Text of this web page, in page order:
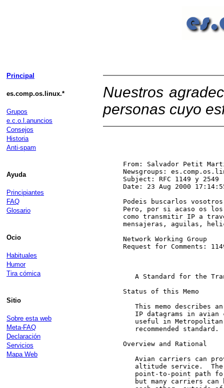
Principal
es.comp.os.linux.*
Grupos
e.c.o.l.anuncios
Consejos
Historia
Anti-spam
Ayuda
Principiantes
FAQ
Glosario
Ocio
Habituales
Humor
Tira cómica
Sitio
Sobre esta web
Meta-FAQ
Declaración
Servicios
Mapa Web
Nuestros
personas cuyo
From: Salvador Petit